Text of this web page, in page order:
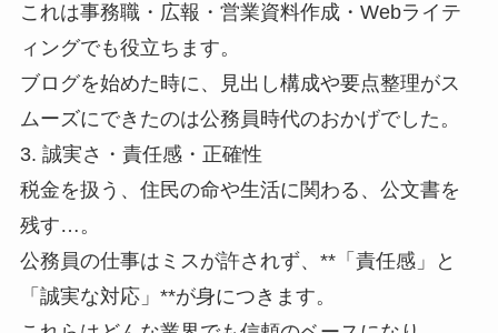
これは事務職・広報・営業資料作成・Webライテ
ィングでも役立ちます。
ブログを始めた時に、見出し構成や要点整理がス
ムーズにできたのは公務員時代のおかげでした。
3. 誠実さ・責任感・正確性
税金を扱う、住民の命や生活に関わる、公文書を
残す…。
公務員の仕事はミスが許されず、**「責任感」と
「誠実な対応」**が身につきます。